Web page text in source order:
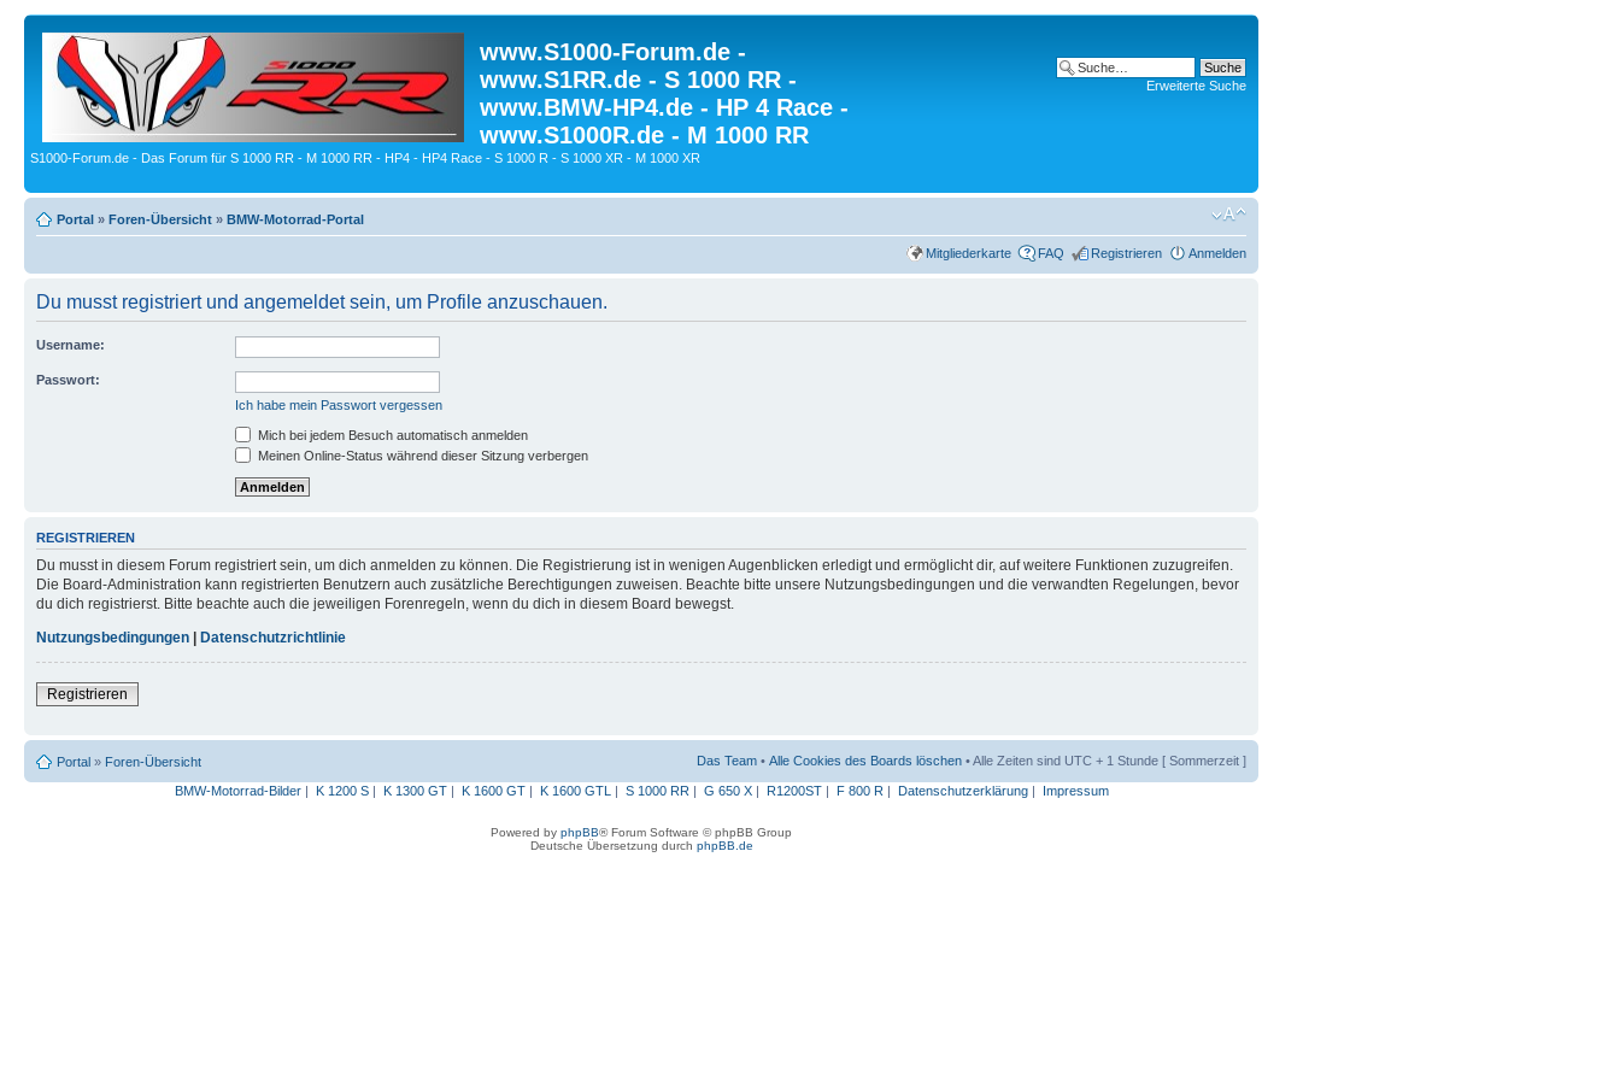
www.S1000-Forum.de -
www.S1RR.de - S 1000 RR -
www.BMW-HP4.de - HP 4 Race -
www.S1000R.de - M 1000 RR
S1000-Forum.de - Das Forum für S 1000 RR - M 1000 RR - HP4 - HP4 Race - S 1000 R - S 1000 XR - M 1000 XR
Erweiterte Suche
Portal » Foren-Übersicht » BMW-Motorrad-Portal
Mitgliederkarte FAQ Registrieren Anmelden
Du musst registriert und angemeldet sein, um Profile anzuschauen.
Username:
Passwort:
Ich habe mein Passwort vergessen
Mich bei jedem Besuch automatisch anmelden
Meinen Online-Status während dieser Sitzung verbergen
REGISTRIEREN
Du musst in diesem Forum registriert sein, um dich anmelden zu können. Die Registrierung ist in wenigen Augenblicken erledigt und ermöglicht dir, auf weitere Funktionen zuzugreifen.
Die Board-Administration kann registrierten Benutzern auch zusätzliche Berechtigungen zuweisen. Beachte bitte unsere Nutzungsbedingungen und die verwandten Regelungen, bevor
du dich registrierst. Bitte beachte auch die jeweiligen Forenregeln, wenn du dich in diesem Board bewegst.
Nutzungsbedingungen
Datenschutzrichtlinie
Registrieren
Portal » Foren-Übersicht Das Team • Alle Cookies des Boards löschen • Alle Zeiten sind UTC + 1 Stunde [ Sommerzeit ]
BMW-Motorrad-Bilder| K 1200 S| K 1300 GT| K 1600 GT| K 1600 GTL | S 1000 RR | G 650 X| R1200ST| F 800 R | Datenschutzerklärung| Impressum
Powered by phpBB® Forum Software © phpBB Group
Deutsche Übersetzung durch phpBB.de